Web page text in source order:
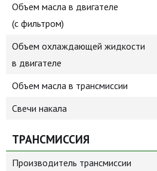
Объем масла в двигателе
(с фильтром)
Объем охлаждающей жидкости
в двигателе
Объем масла в трансмиссии
Свечи накала
ТРАНСМИССИЯ
Производитель трансмиссии